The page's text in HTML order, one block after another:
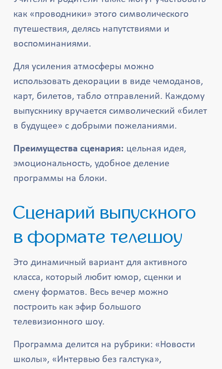
как «проводники» этого символического
путешествия, делясь напутствиями и
воспоминаниями.
Для усиления атмосферы можно
использовать декорации в виде чемоданов,
карт, билетов, табло отправлений. Каждому
выпускнику вручается символический «билет
в будущее» с добрыми пожеланиями.
Преимущества сценария: цельная идея,
эмоциональность, удобное деление
программы на блоки.
Сценарий выпускного
в формате телешоу
Это динамичный вариант для активного
класса, который любит юмор, сценки и
смену форматов. Весь вечер можно
построить как эфир большого
телевизионного шоу.
Программа делится на рубрики: «Новости
школы», «Интервью без галстука»,